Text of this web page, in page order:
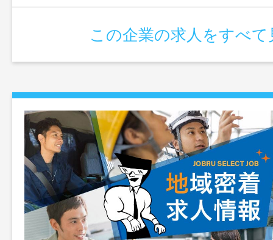
この企業の求人をすべて